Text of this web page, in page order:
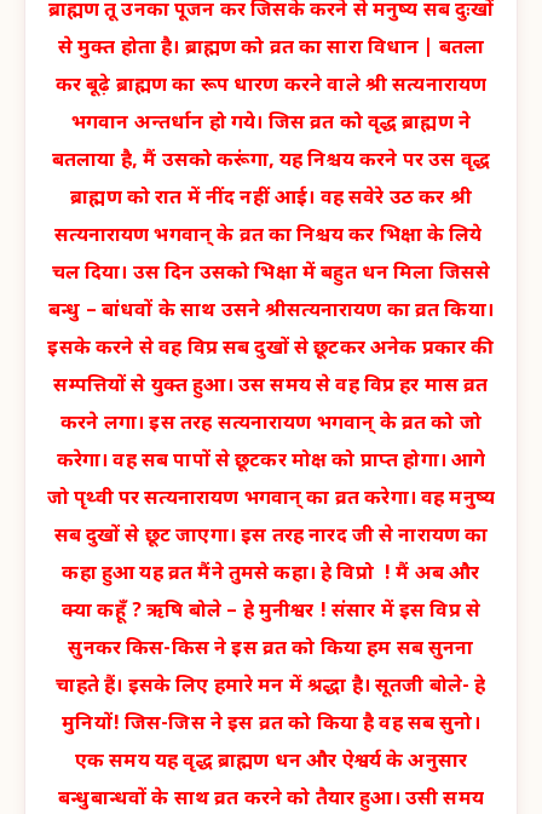
ब्राह्मण तू उनका पूजन कर जिसके करने से मनुष्य सब दुःखों
से मुक्त होता है। ब्राह्मण को व्रत का सारा विधान | बतला
कर बूढ़े ब्राह्मण का रूप धारण करने वाले श्री सत्यनारायण
भगवान अन्तर्धान हो गये। जिस व्रत को वृद्ध ब्राह्मण ने
बतलाया है, मैं उसको करूंगा, यह निश्चय करने पर उस वृद्ध
ब्राह्मण को रात में नींद नहीं आई। वह सवेरे उठ कर श्री
सत्यनारायण भगवान् के व्रत का निश्चय कर भिक्षा के लिये
चल दिया। उस दिन उसको भिक्षा में बहुत धन मिला जिससे
बन्धु – बांधवों के साथ उसने श्रीसत्यनारायण का व्रत किया।
इसके करने से वह विप्र सब दुखों से छूटकर अनेक प्रकार की
सम्पत्तियों से युक्त हुआ। उस समय से वह विप्र हर मास व्रत
करने लगा। इस तरह सत्यनारायण भगवान् के व्रत को जो
करेगा। वह सब पापों से छूटकर मोक्ष को प्राप्त होगा। आगे
जो पृथ्वी पर सत्यनारायण भगवान् का व्रत करेगा। वह मनुष्य
सब दुखों से छूट जाएगा। इस तरह नारद जी से नारायण का
कहा हुआ यह व्रत मैंने तुमसे कहा। हे विप्रो ! मैं अब और
क्या कहूँ ? ऋषि बोले – हे मुनीश्वर ! संसार में इस विप्र से
सुनकर किस-किस ने इस व्रत को किया हम सब सुनना
चाहते हैं। इसके लिए हमारे मन में श्रद्धा है। सूतजी बोले- हे
मुनियों! जिस-जिस ने इस व्रत को किया है वह सब सुनो।
एक समय यह वृद्ध ब्राह्मण धन और ऐश्वर्य के अनुसार
बन्धुबान्धवों के साथ व्रत करने को तैयार हुआ। उसी समय